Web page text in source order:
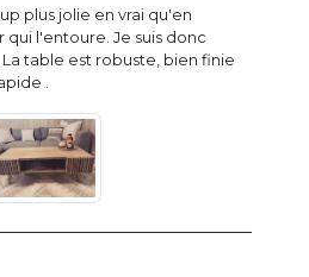
plus jolie en vrai qu'en
l'entoure. Je suis donc
table est robuste, bien finie
.